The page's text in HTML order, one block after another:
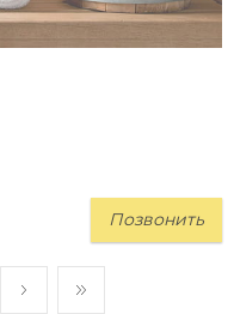
Позвонить